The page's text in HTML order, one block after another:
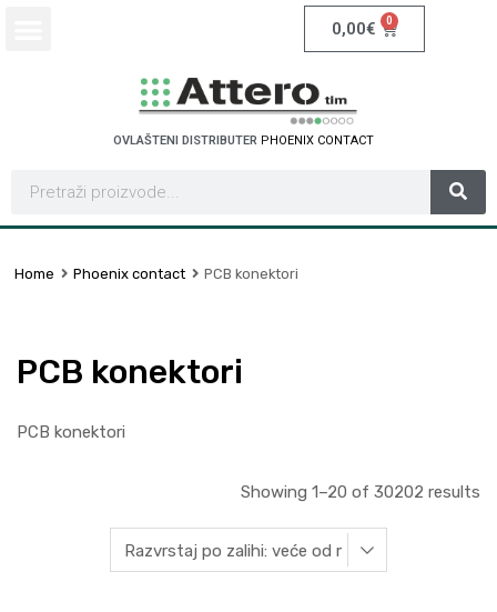
0,00€ 0
OVLAŠTENI DISTRIBUTER SCHNEIDER ELECTT
Home Phoenix contact PCB konektori
PCB konektori
PCB konektori
Showing 1–20 of 30202 results